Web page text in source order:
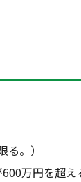
。）
万円を超え